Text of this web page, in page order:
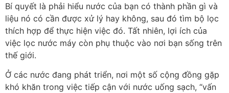
Bí quyết là phải hiểu nước của bạn có thành phần gì và
liệu nó có cần được xử lý hay không, sau đó tìm bộ lọc
thích hợp để thực hiện việc đó. Tất nhiên, lợi ích của
việc lọc nước máy còn phụ thuộc vào nơi bạn sống trên
thế giới.
Ở các nước đang phát triển, nơi một số cộng đồng gặp
khó khăn trong việc tiếp cận với nước uống sạch, “vấn